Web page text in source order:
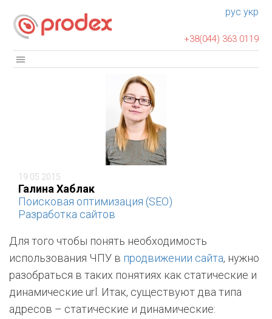
рус укр
+38(044) 363 0119
19 05 2015
Галина Хаблак
Поисковая оптимизация (SEO)
Разработка сайтов
Для того чтобы понять необходимость
использования ЧПУ в продвижении сайта, нужно
разобраться в таких понятиях как статические и
динамические url. Итак, существуют два типа
адресов – статические и динамические: